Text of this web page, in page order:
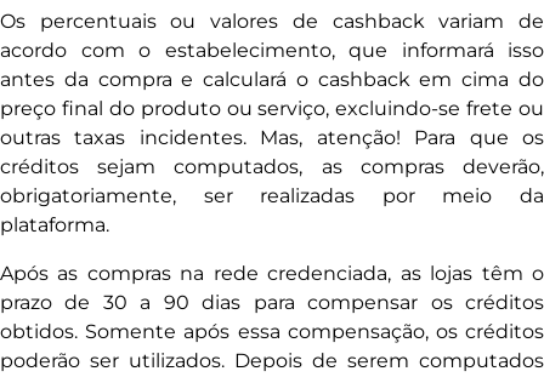
Os percentuais ou valores de cashback variam de
acordo com o estabelecimento, que informará isso
antes da compra e calculará o cashback em cima do
preço final do produto ou serviço, excluindo-se frete ou
outras taxas incidentes. Mas, atenção! Para que os
créditos sejam computados, as compras deverão,
obrigatoriamente, ser realizadas por meio da
plataforma.
Após as compras na rede credenciada, as lojas têm o
prazo de 30 a 90 dias para compensar os créditos
obtidos. Somente após essa compensação, os créditos
poderão ser utilizados. Depois de serem computados